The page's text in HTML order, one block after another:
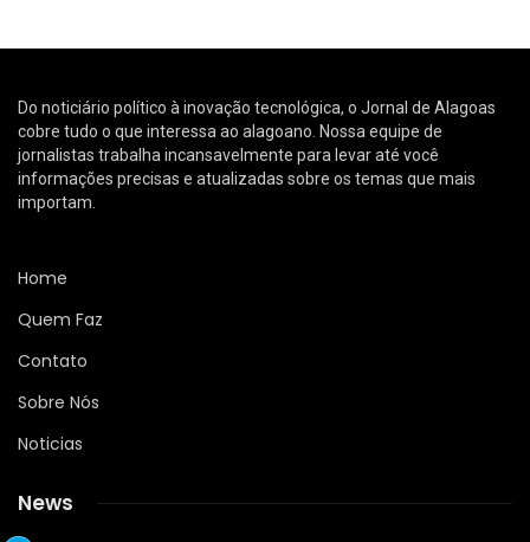
Do noticiário político à inovação tecnológica, o Jornal de Alagoas
cobre tudo o que interessa ao alagoano. Nossa equipe de
jornalistas trabalha incansavelmente para levar até você
informações precisas e atualizadas sobre os temas que mais
importam.
Home
Quem Faz
Contato
Sobre Nós
Noticias
News